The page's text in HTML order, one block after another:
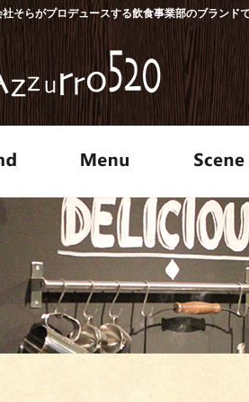
そらがプロデュースする飲食事業部のブランド